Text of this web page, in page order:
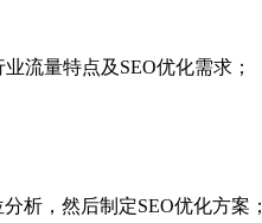
流量特点及SEO优化需求；
析，然后制定SEO优化方案；